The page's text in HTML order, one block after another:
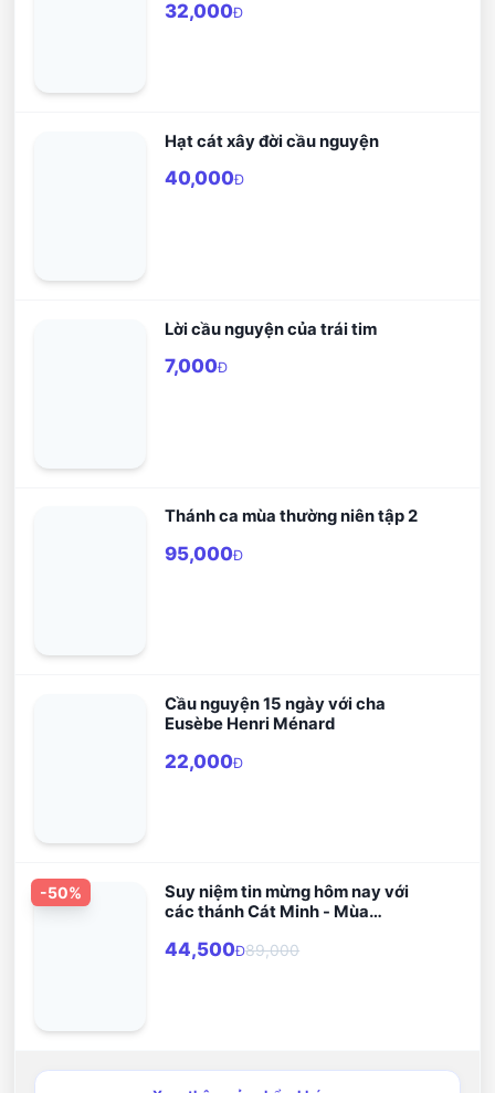
32,000Đ
Hạt cát xây đời cầu nguyện
40,000Đ
Lời cầu nguyện của trái tim
7,000Đ
Thánh ca mùa thường niên tập 2
95,000Đ
Cầu nguyện 15 ngày với cha
Eusèbe Henri Ménard
22,000Đ
-50%
Suy niệm tin mừng hôm nay với
các thánh Cát Minh - Mùa
44,500Đ89,000